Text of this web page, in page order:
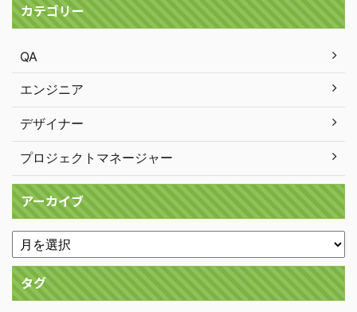
カテゴリー
QA
エンジニア
デザイナー
プロジェクトマネージャー
アーカイブ
タグ